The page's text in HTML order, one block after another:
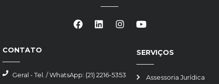
SERVIÇOS
Assessoria Jurídica
CONTATO
Geral - Tel. / WhatsApp: (21) 2216-5353